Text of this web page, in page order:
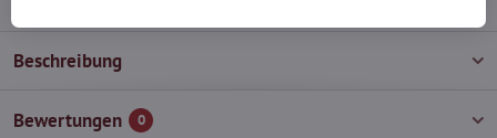
Beschreibung
Bewertungen 0